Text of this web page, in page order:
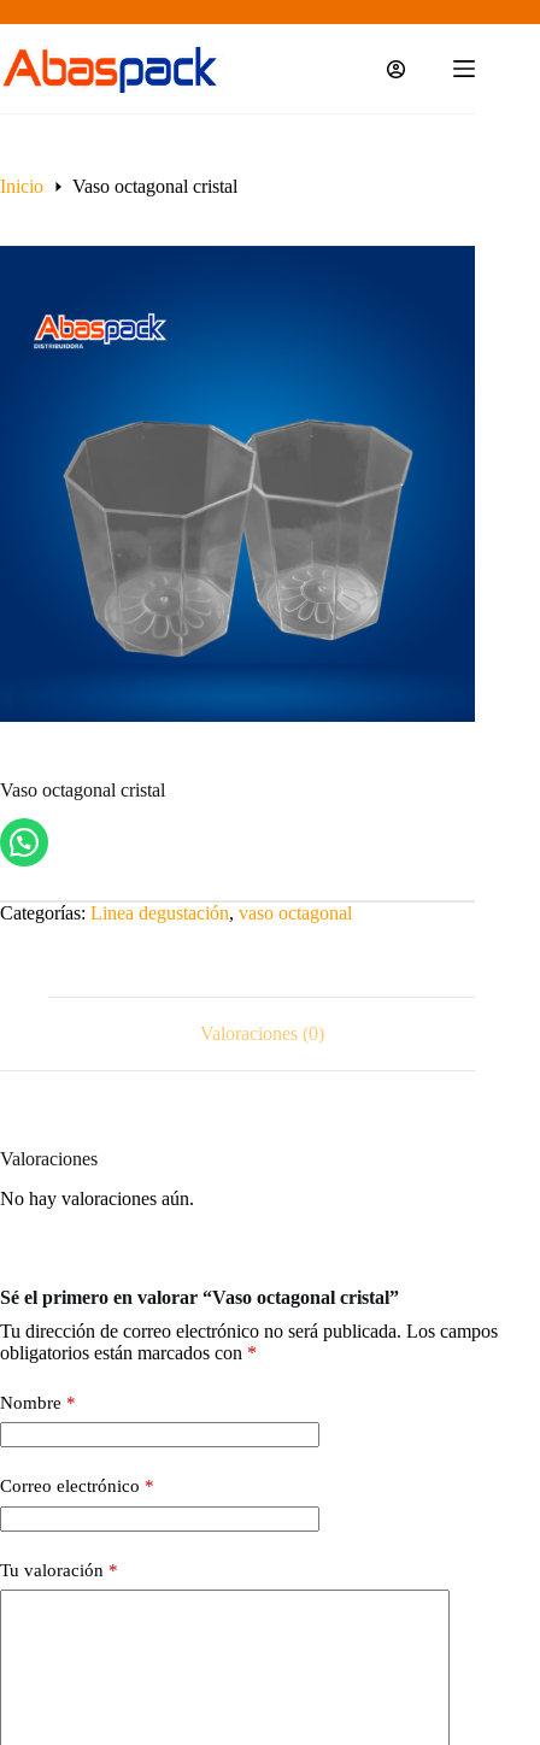
al
contenido
Inicio Vaso octagonal cristal
Vaso octagonal cristal
Categorías: Linea degustación, vaso octagonal
Valoraciones (0)
Valoraciones
No hay valoraciones aún.
Sé el primero en valorar “Vaso octagonal cristal”
Tu dirección de correo electrónico no será publicada. Los campos
obligatorios están marcados con *
Nombre *
Correo electrónico *
Tu valoración *